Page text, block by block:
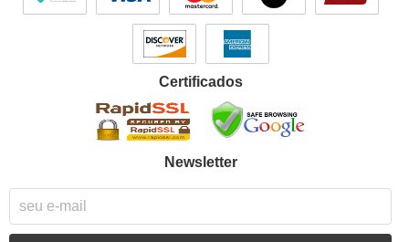
Certificados
Newsletter